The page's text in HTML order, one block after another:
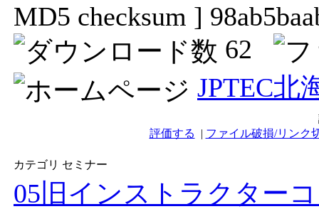
MD5 checksum ]
62
JPTEC北
評価する | ファイル破損/リンク
カテゴリ セミナー
05旧インストラクター